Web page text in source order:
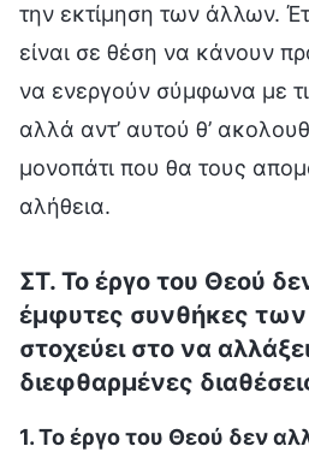
την εκτίμηση των άλλων.
είναι σε θέση να κάνουν
να ενεργούν σύμφωνα με
αλλά αντ’ αυτού θ’
μονοπάτι που θα τους
αλήθεια.
ΣΤ. Το έργο του Θεού
έμφυτες συνθήκες
στοχεύει στο να
διεφθαρμένες
1. Το έργο του Θεού δεν